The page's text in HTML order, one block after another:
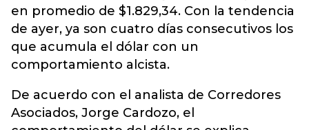
en promedio de $1.829,34. Con la tendencia
de ayer, ya son cuatro días consecutivos los
que acumula el dólar con un
comportamiento alcista.
De acuerdo con el analista de Corredores
Asociados, Jorge Cardozo, el